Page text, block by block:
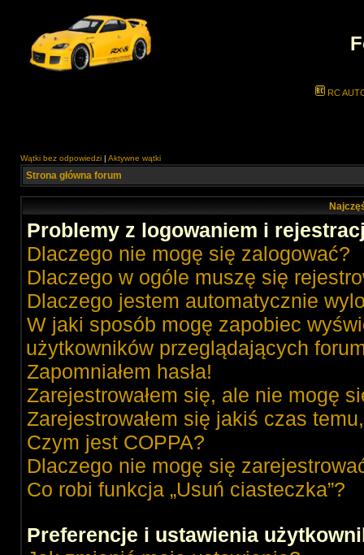
RC
Wątki bez odpowiedzi | Aktywne wątki
Strona główna forum
Problemy z logowaniem i
Dlaczego nie mogę się zalogować?
Dlaczego w ogóle muszę się
Dlaczego jestem automatycznie
W jaki sposób mogę zapobiec
użytkowników przeglądających
Zapomniałem hasła!
Zarejestrowałem się, ale nie mogę
Zarejestrowałem się jakiś czas
Czym jest COPPA?
Dlaczego nie mogę się
Co robi funkcja „Usuń ciasteczka”?
Preferencje i ustawienia